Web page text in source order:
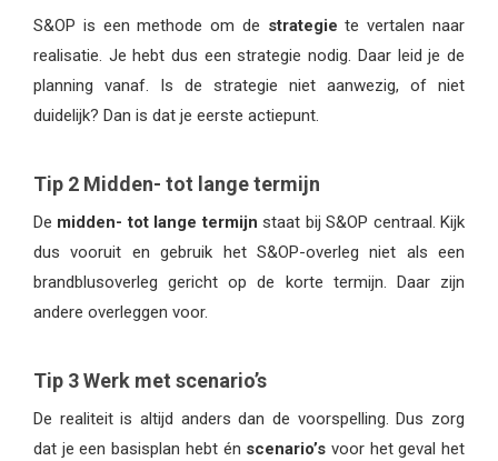
S&OP is een methode om de strategie te vertalen naar
realisatie. Je hebt dus een strategie nodig. Daar leid je de
planning vanaf. Is de strategie niet aanwezig, of niet
duidelijk? Dan is dat je eerste actiepunt.
Tip 2 Midden- tot lange termijn
De midden- tot lange termijn staat bij S&OP centraal. Kijk
dus vooruit en gebruik het S&OP-overleg niet als een
brandblusoverleg gericht op de korte termijn. Daar zijn
andere overleggen voor.
Tip 3 Werk met scenario’s
De realiteit is altijd anders dan de voorspelling. Dus zorg
dat je een basisplan hebt én scenario’s voor het geval het